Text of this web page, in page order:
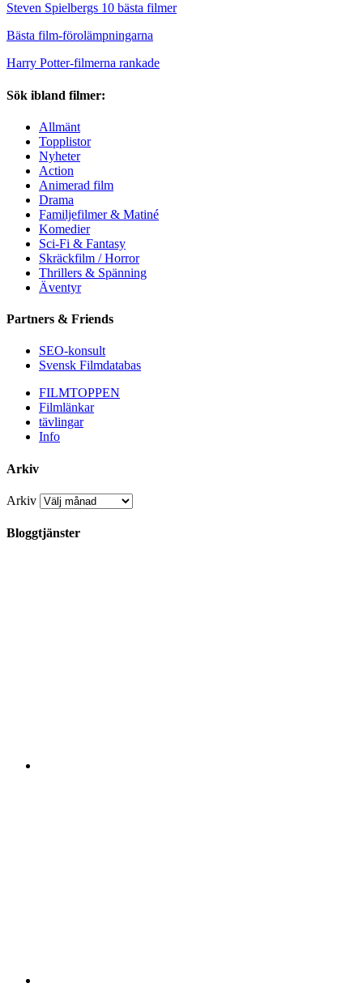
Steven Spielbergs 10 bästa filmer
Bästa film-förolämpningarna
Harry Potter-filmerna rankade
Sök ibland filmer:
Allmänt
Topplistor
Nyheter
Action
Animerad film
Drama
Familjefilmer & Matiné
Komedier
Sci-Fi & Fantasy
Skräckfilm / Horror
Thrillers & Spänning
Äventyr
Partners & Friends
SEO-konsult
Svensk Filmdatabas
FILMTOPPEN
Filmlänkar
tävlingar
Info
Arkiv
Arkiv
Bloggtjänster